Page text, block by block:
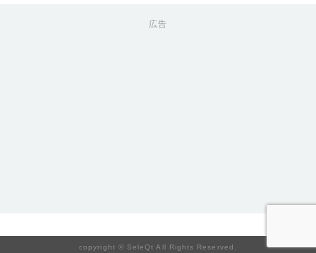
広告
copyright © SeleQt All Rights Reserved.